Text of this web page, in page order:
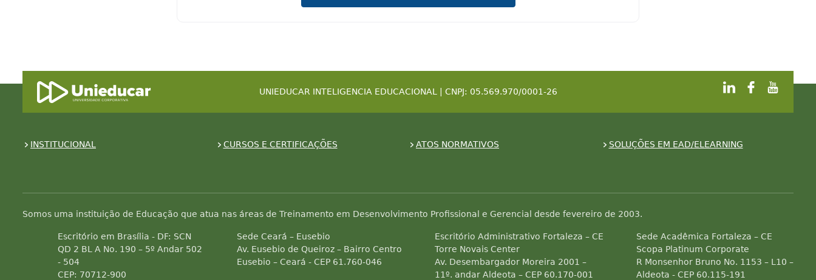
UNIEDUCAR INTELIGENCIA EDUCACIONAL | CNPJ: 05.569.970/0001-26
INSTITUCIONAL CURSOS E CERTIFICAÇÕES ATOS NORMATIVOS SOLUÇÕES EM EAD/ELEARNING
Somos uma instituição de Educação que atua nas áreas de Treinamento em Desenvolvimento Profissional e Gerencial desde fevereiro de 2003.
Escritório em Brasília - DF: SCN
QD 2 BL A No. 190 – 5º Andar 502
- 504
CEP: 70712-900
Sede Ceará – Eusebio
Av. Eusebio de Queiroz – Bairro Centro
Eusebio – Ceará - CEP 61.760-046
Escritório Administrativo Fortaleza – CE
Torre Novais Center
Av. Desembargador Moreira 2001 –
11º. andar Aldeota – CEP 60.170-001
Sede Acadêmica Fortaleza – CE
Scopa Platinum Corporate
R Monsenhor Bruno No. 1153 – L10 –
Aldeota - CEP 60.115-191